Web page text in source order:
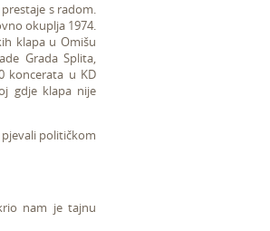
s radom.
okuplja 1974.
klapa u Omišu
Grada Splita,
koncerata u KD
gdje klapa nije
političkom
nam je tajnu